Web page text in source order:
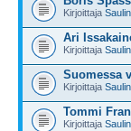
Kirjoittaja
Ari
Kirjoittaja
Suomessa
Kirjoittaja
Tommi
Kirjoittaja